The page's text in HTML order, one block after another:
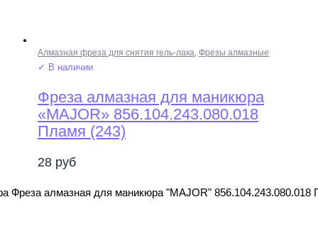
Алмазная фреза для снятия гель-лака, Фрезы алмазные
✓ В наличии
Фреза алмазная для маникюра
«MAJOR» 856.104.243.080.018
Пламя (243)
28 руб
Фреза алмазная для маникюра "MAJOR" 856.104.243.080.018